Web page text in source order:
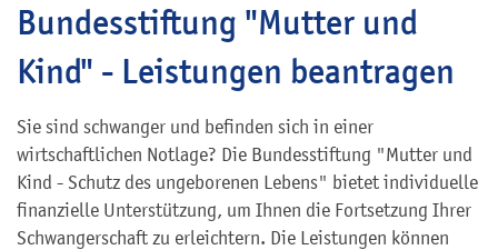
Bundesstiftung "Mutter und
Kind" - Leistungen beantragen
Sie sind schwanger und befinden sich in einer
wirtschaftlichen Notlage? Die Bundesstiftung "Mutter und
Kind - Schutz des ungeborenen Lebens" bietet individuelle
finanzielle Unterstützung, um Ihnen die Fortsetzung Ihrer
Schwangerschaft zu erleichtern. Die Leistungen können